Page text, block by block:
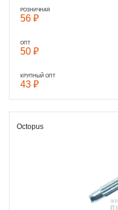
РОЗНИЧНАЯ
56 ₽
ОПТ
50 ₽
КРУПНЫЙ ОПТ
43 ₽
Octopus